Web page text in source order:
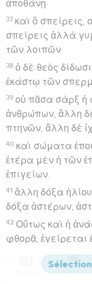
ἀποθάνῃ·
37 καὶ ὃ σπείρεις,
σπείρεις ἀλλὰ
τῶν λοιπῶν·
38 ὁ δὲ θεὸς
ἑκάστῳ τῶν
39 οὐ πᾶσα σὰρξ ἡ
ἀνθρώπων, ἄλλη
πτηνῶν, ἄλλη δὲ
40 καὶ σώματα
ἑτέρα μὲν ἡ τῶν
ἐπιγείων.
41 ἄλλη δόξα
δόξα ἀστέρων,
42 Οὕτως καὶ ἡ
φθορᾷ, ἐγείρεται
σπείρεται ἐν
ἐν ἀσθενείᾳ,Versions